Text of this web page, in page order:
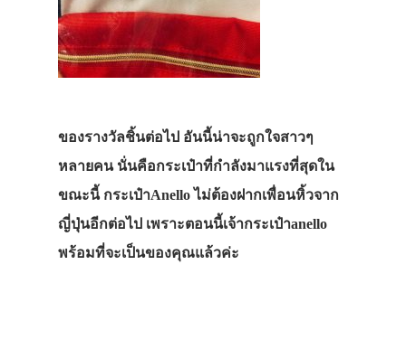
ของรางวัลชิ้นต่อไป อันนี้น่าจะถูกใจสาวๆ
หลายคน นั่นคือกระเป๋าที่กำลังมาแรงที่สุดใน
ขณะนี้ กระเป๋าAnello ไม่ต้องฝากเพื่อนหิ้วจาก
ญี่ปุ่นอีกต่อไป เพราะตอนนี้เจ้ากระเป๋าanello
พร้อมที่จะเป็นของคุณแล้วค่ะ
ภาพประทับใจ